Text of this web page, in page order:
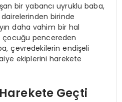
bir yabancı uyruklu baba,
birinde
daha vahim bir hal
çocuğu pencereden
çevredekilerin endişeli
ekiplerini harekete
Geçti